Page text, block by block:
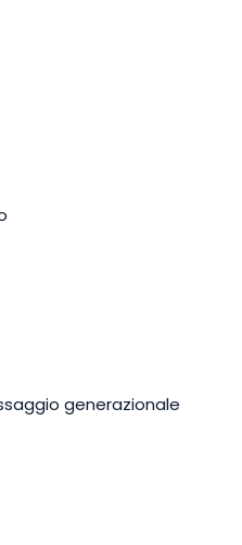
generazionale